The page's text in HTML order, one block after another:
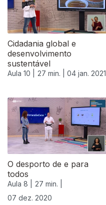
Cidadania global e
desenvolvimento
sustentável
Aula 10 | 27 min. | 04 jan. 2021
O desporto de e para
todos
Aula 8 |
27 min. |
07 dez. 2020